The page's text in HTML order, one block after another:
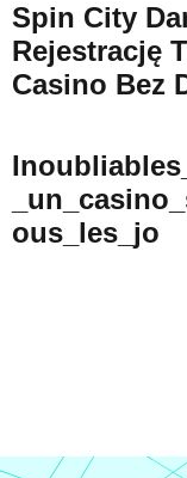
Spin City
Rejestrację
Casino Bez
Ous_les_jo